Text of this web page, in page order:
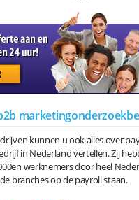
kunnen u ook alles over
in Nederland vertellen. Zij
werknemers door heel
branches op de payroll staan.